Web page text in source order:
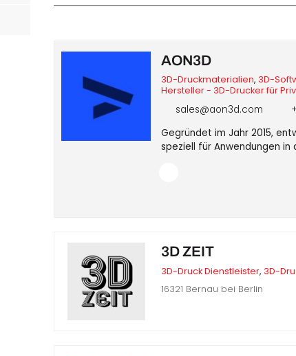
AON3D
3D-Druckmaterialien, 3D-
Hersteller - 3D-Drucker für
sales@aon3d.com
Gegründet im Jahr 2015,
speziell für Anwendungen
3D ZEIT
3D-Druck Dienstleister, 3D-
16321 Bernau bei Berlin